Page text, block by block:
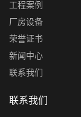
工程案例
厂房设备
荣誉证书
新闻中心
联系我们
联系我们